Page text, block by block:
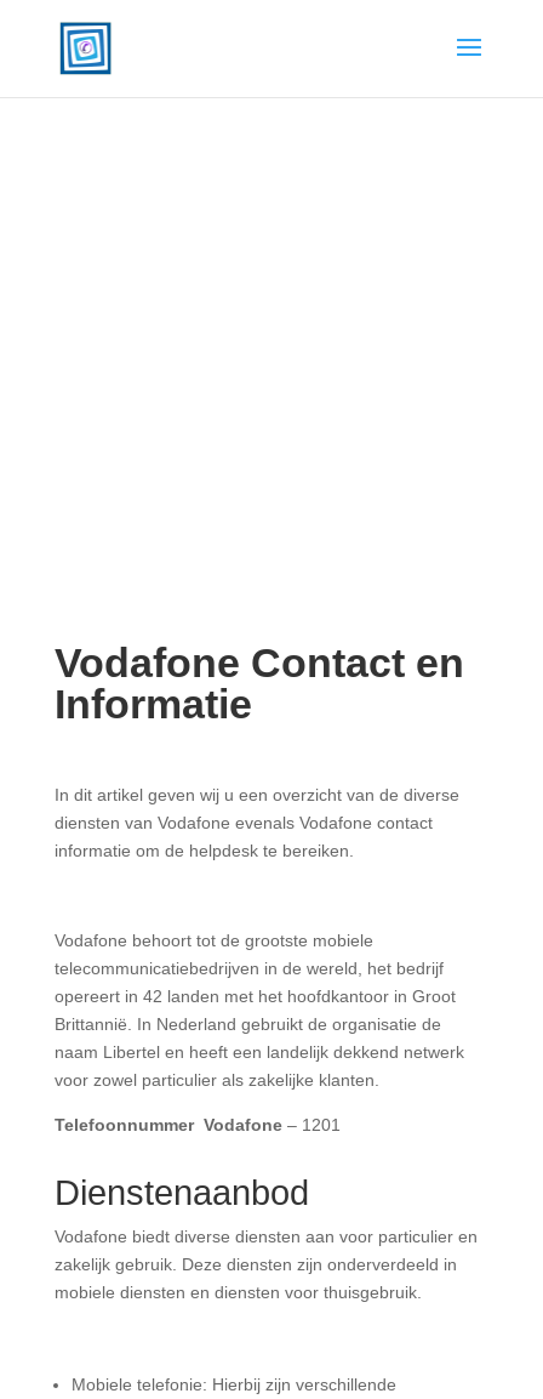
Vodafone Contacten
Informatie
In dit artikel geven wij u een overzicht van de diverse
diensten van Vodafone evenals Vodafone contact
informatie om de helpdesk te bereiken.
Vodafone behoort tot de grootste mobiele
telecommunicatiebedrijven in de wereld, het bedrijf
opereert in 42 landen met het hoofdkantoor in Groot
Brittannië. In Nederland gebruikt de organisatie de
naam Libertel en heeft een landelijk dekkend netwerk
voor zowel particulier als zakelijke klanten.
Telefoonnummer Vodafone– 1201
Dienstenaanbod
Vodafone biedt diverse diensten aan voor particulier en
zakelijk gebruik. Deze diensten zijn onderverdeeld in
mobiele diensten en diensten voor thuisgebruik.
Mobiele telefonie: Hierbij zijn verschillende